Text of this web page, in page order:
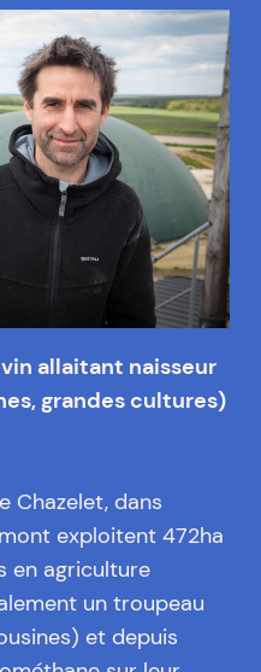
allaitant naisseur
grandes cultures)
Chazelet, dans
exploitent 472ha
en agriculture
un troupeau
et depuis